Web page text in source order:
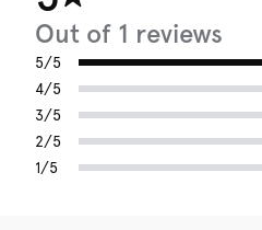
Out of 1 reviews
5/5
4/5
3/5
2/5
1/5